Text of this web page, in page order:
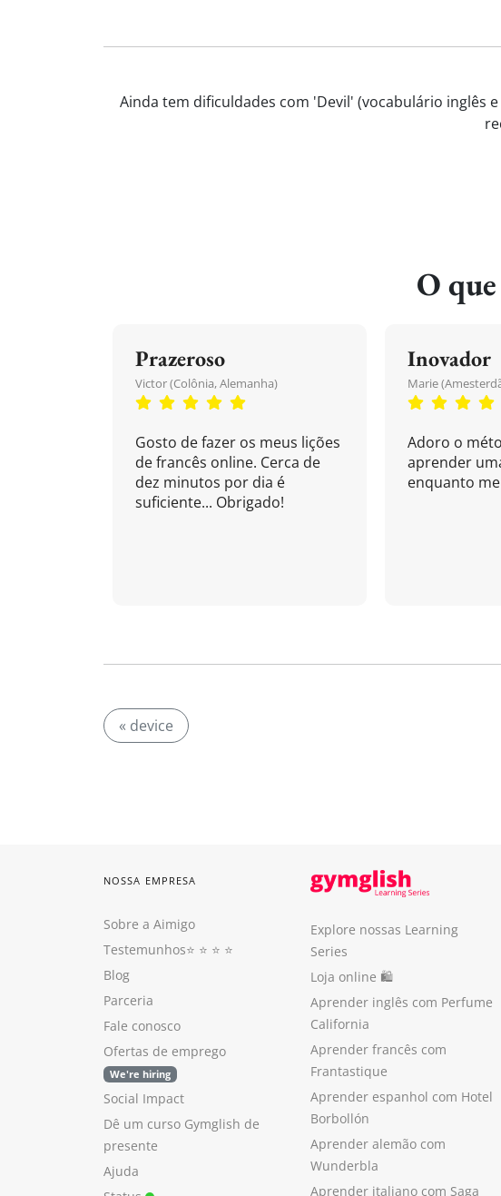
Ainda tem dificuldades com 'Devil' (vocabulário inglês
O
Prazeroso
Victor (Colônia, Alemanha)
Gosto de fazer os meus lições
de francês online. Cerca de
dez minutos por dia é
suficiente... Obrigado!
Inovador
Marie
Adoro o
aprender
enquanto
« device
NOSSA EMPRESA
Sobre a Aimigo
Testemunhos⭐️ ⭐️ ⭐️ ⭐️
Blog
Parceria
Fale conosco
Ofertas de emprego
We're hiring
Social Impact
Dê um curso Gymglish de
presente
Ajuda
Explore nossas Learning
Series
Loja online 🛍
Aprender inglês com Perfume
California
Aprender francês com
Frantastique
Aprender espanhol com Hotel
Borbollón
Aprender alemão com
Wunderbla
Aprender italiano com Saga